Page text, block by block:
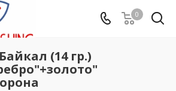
0
(14 гр.)